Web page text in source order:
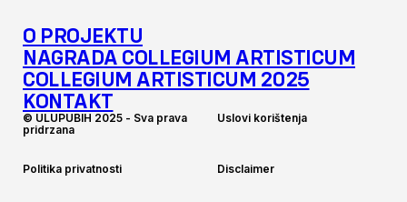
O PROJEKTU
NAGRADA COLLEGIUM ARTISTICUM
COLLEGIUM ARTISTICUM 2025
KONTAKT
© ULUPUBIH 2025 - Sva prava
pridrzana
Uslovi korištenja
Politika privatnosti Disclaimer